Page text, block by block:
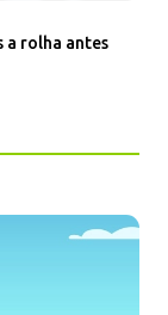
a rolha antes